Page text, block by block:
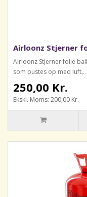
Airloonz Stjerner
Airloonz Stjerner folie
som pustes op med luft,..
250,00 Kr.
Ekskl. Moms: 200,00 Kr.